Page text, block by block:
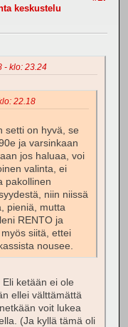
keskustelu
- klo: 23.24
22.18
setti on hyvä, se
ja varsinkaan
jos haluaa, voi
valinta, ei
pakollinen
niin niissä
pieniä, mutta
RENTO ja
siitä, ettei
nousee.
ketään ei ole
ellei välttämättä
voit lukea
(Ja kyllä tämä oli